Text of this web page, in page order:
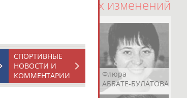
100 последних изменений
Ростом
АБАШИДЗЕ
Флюра
АББАТЕ-БУЛАТОВА
СПОРТИВНЫЕ
НОВОСТИ И
КОММЕНТАРИИ